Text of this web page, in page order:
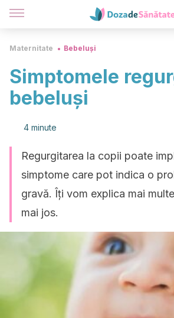
Maternitate Bebeluși
Simptomele
bebeluși
4 minute
Regurgitarea la copii poate
simptome care pot indica o
gravă. Îți vom explica mai
mai jos.